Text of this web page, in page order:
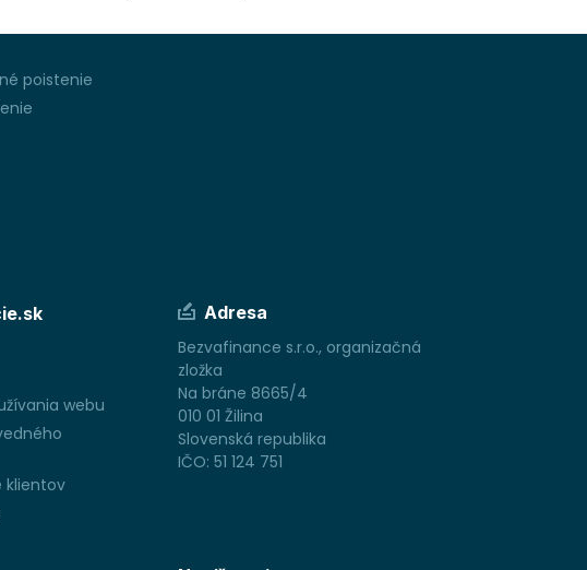
poistenie
webu
klientov
Adresa
Bezvafinance s.r.o., organizačná
zložka
Na bráne 8665/4
010 01 Žilina
Slovenská republika
IČO: 51 124 751